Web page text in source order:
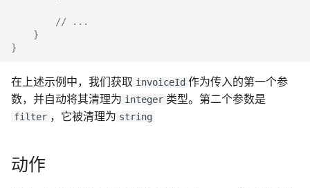
// ...
}
}
在上述示例中，我们获取 invoiceId 作为传入的第一个参
数，并自动将其清理为 integer 类型。第二个参数是
filter ，它被清理为 string
动作